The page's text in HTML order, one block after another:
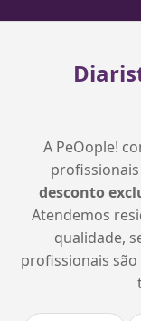
A PeOople!
desconto
Atendemos
qualidade,
profissionais